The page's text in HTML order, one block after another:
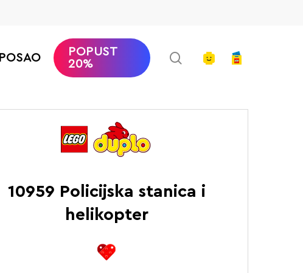
POSAO
POPUST
20%
searchaccount
10959 Policijska stanica i
helikopter